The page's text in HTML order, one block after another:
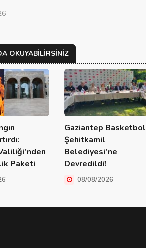
OKUYABILIRSINIZ
Paketi
Gaziantep Basketbol
Şehitkamil
Belediyesi’ne
Devredildi!
08/08/2026